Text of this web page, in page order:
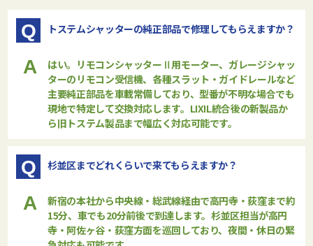
Q トステムシャッターの純正部品で修理してもらえますか？
A
はい。リモコンシャッターⅡ用モーター、ガレージシャッ
ターのリモコン受信機、各種スラット・ガイドレールなど
主要純正部品を車載常備しており、型番が不明な場合でも
現地で特定して交換対応します。LIXIL統合後の新製品か
ら旧トステム製品まで幅広く対応可能です。
Q 杉並区までどれくらいで来てもらえますか？
A
新宿の本社から中央線・総武線経由で高円寺・荻窪まで約
15分、車でも20分前後で到達します。杉並区担当が高円
寺・阿佐ヶ谷・荻窪方面を巡回しており、夜間・休日の緊